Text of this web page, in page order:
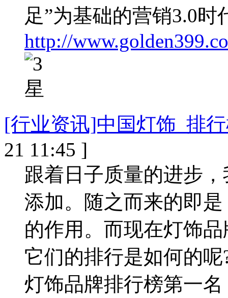
足”为基础的营销3.0时
http://
[行业资讯]中国灯饰_排
21 11:45 ]
跟着日子质量的进步
添加。随之而来的即是
的作用。而现在灯饰
它们的排行是如何的
灯饰品牌排行榜第一